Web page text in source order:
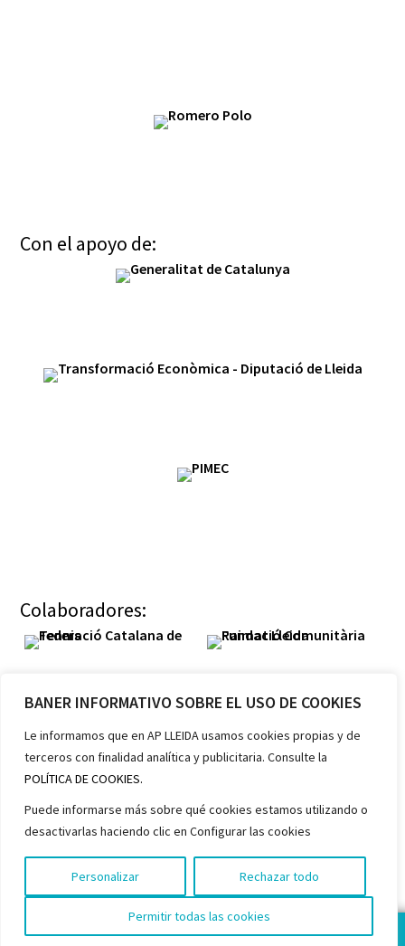
BANER INFORMATIVO SOBRE EL USO DE COOKIES
Le informamos que en AP LLEIDA usamos cookies propias y de
terceros con finalidad analítica y publicitaria. Consulte la
POLÍTICA DE COOKIES.
Puede informarse más sobre qué cookies estamos utilizando o
desactivarlas haciendo clic en Configurar las cookies
Personalizar Rechazar todo
Permitir todas las cookies
Miembros:
Colaboradores:
Con el apoyo de:
¡HAZTE SOCIA!